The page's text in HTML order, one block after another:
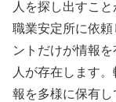
人を探し出すこ
職業安定所に依
ントだけが情報
人が存在します
報を多様に保有